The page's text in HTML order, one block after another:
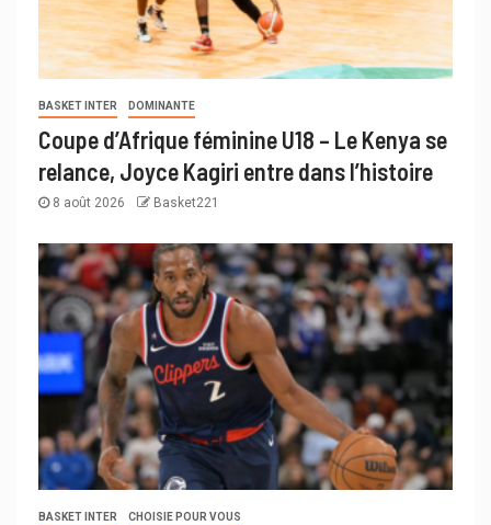
BASKET INTER DOMINANTE
Coupe d’Afrique féminine U18 – Le Kenya se
relance, Joyce Kagiri entre dans l’histoire
8 août 2026 Basket221
BASKET INTER CHOISIE POUR VOUS